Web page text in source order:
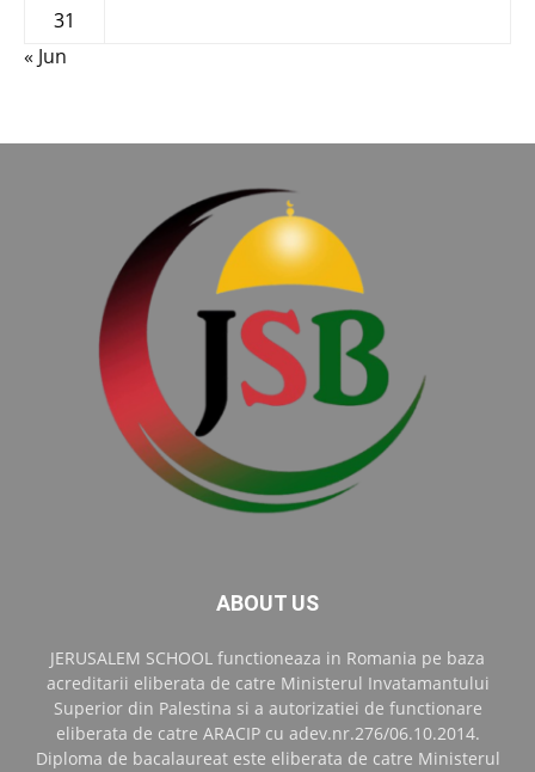
31
« Jun
ABOUT US
JERUSALEM SCHOOL functioneaza in Romania pe baza
acreditarii eliberata de catre Ministerul Invatamantului
Superior din Palestina si a autorizatiei de functionare
eliberata de catre ARACIP cu adev.nr.276/06.10.2014.
Diploma de bacalaureat este eliberata de catre Ministerul